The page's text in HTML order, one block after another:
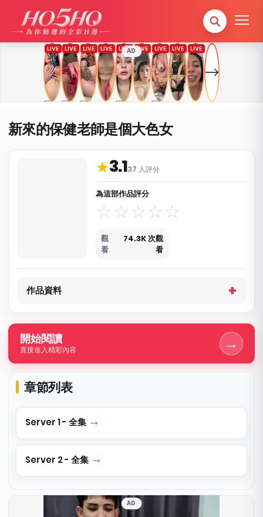
AD
新來的保健老師是個大色女
★3.137 人評分
為這部作品評分
觀
看
74.3K 次觀
看
作品資料與分類
作品資料
開始閱讀
直接進入精彩內容 →
章節列表
Server 1 - 全集
Server 2 - 全集
AD